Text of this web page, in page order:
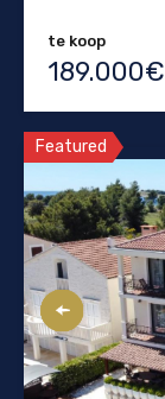
te koop
189.000€
Featured